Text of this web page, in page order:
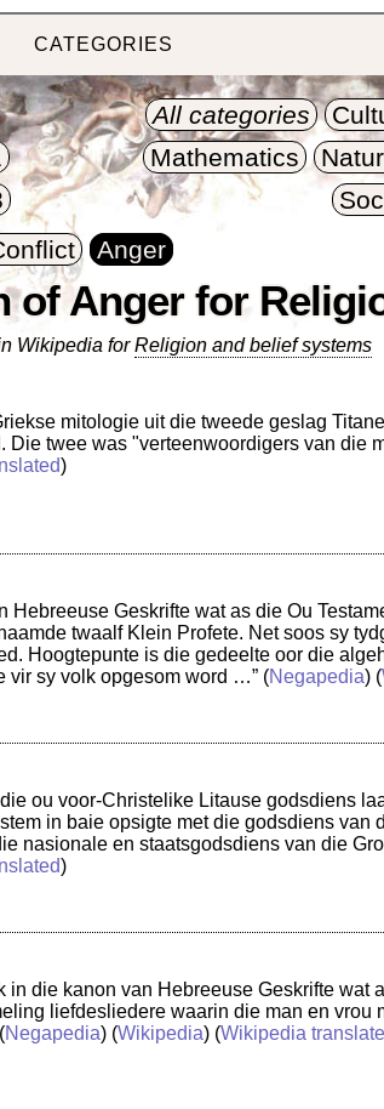
CATEGORIES
All categories
Mathematics
Anger
of Anger for
Wikipedia forReligion and belief systems
mitologie uit die tweede geslag
Die twee was "verteenwoordigers van die
)
Hebreeuse Geskrifte wat as die Ou
twaalf Klein Profete. Net soos sy
Hoogtepunte is die gedeelte oor die
vir sy volk opgesom word …” (Negapedia) (
ou voor-Christelike Litause godsdiens
in baie opsigte met die godsdiens van
nasionale en staatsgodsdiens van die
)
die kanon van Hebreeuse Geskrifte wat
liefdesliedere waarin die man en vrou
(Negapedia) (Wikipedia) (Wikipedia